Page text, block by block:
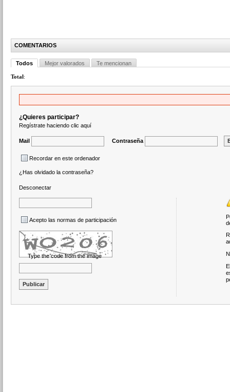
COMENTARIOS
Todos Mejor valorados Te mencionan
Total:
¿Quieres participar?
Regístrate haciendo clic aquí
Mail Contraseña
Recordar en este ordenador
¿Has olvidado la contraseña?
Desconectar
Acepto las normas de participación
Type the code from the image